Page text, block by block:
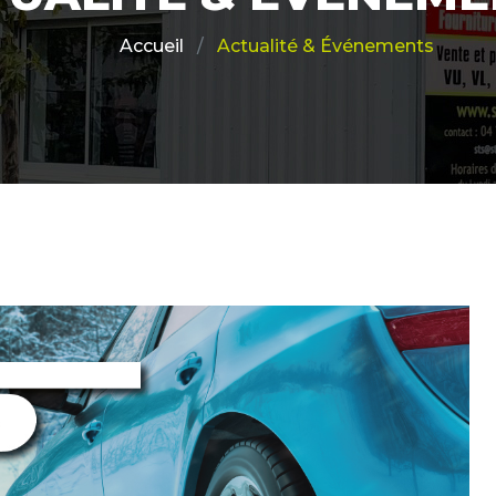
Actualité & Événements